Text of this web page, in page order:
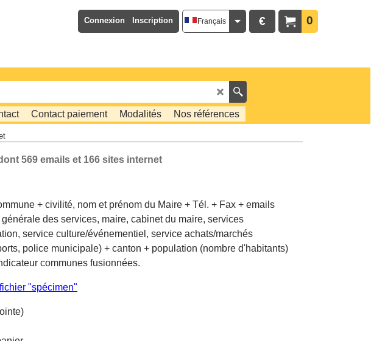
0
€
Français
Connexion Inscription
Contact paiement Modalités
Nos références
569 emails et 166 sites internet
+ civilité, nom et prénom du Maire + Tél. + Fax + emails
des services, maire, cabinet du maire, services
service culture/événementiel, service achats/marchés
police municipale) + canton + population (nombre d'habitants)
communes fusionnées.
"spécimen"
pièce jointe)